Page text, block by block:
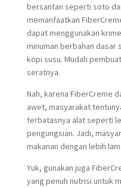
bersantan seperti soto
memanfaatkan
dapat menggunakan
minuman berbahan dasar
kopi susu. Mudah
seratnya.
Nah, karena FiberCreme
awet, masyarakat
terbatasnya alat seperti
pengungsian. Jadi,
makanan dengan lebih
Yuk, gunakan juga
yang penuh nutrisi untuk